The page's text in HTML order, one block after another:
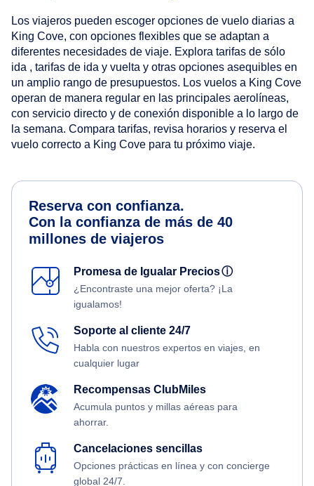
Los viajeros pueden escoger opciones de vuelo diarias a
King Cove, con opciones flexibles que se adaptan a
diferentes necesidades de viaje. Explora tarifas de sólo
ida , tarifas de ida y vuelta y otras opciones asequibles en
un amplio rango de presupuestos. Los vuelos a King Cove
operan de manera regular en las principales aerolíneas,
con servicio directo y de conexión disponible a lo largo de
la semana. Compara tarifas, revisa horarios y reserva el
vuelo correcto a King Cove para tu próximo viaje.
Reserva con confianza.
Con la confianza de más de 40
millones de viajeros
Promesa de Igualar Preciosⓘ
¿Encontraste una mejor oferta? ¡La
igualamos!
Soporte al cliente 24/7
Habla con nuestros expertos en viajes, en
cualquier lugar
Recompensas ClubMiles
Acumula puntos y millas aéreas para
ahorrar.
Cancelaciones sencillas
Opciones prácticas en línea y con concierge
global 24/7.